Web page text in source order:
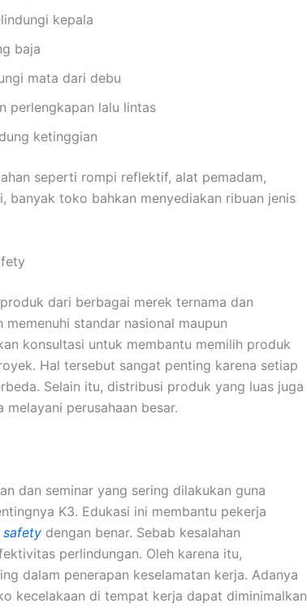
kepala
baja
mata dari debu
perlengkapan lalu lintas
ketinggian
seperti rompi reflektif, alat pemadam,
banyak toko bahkan menyediakan ribuan jenis
dari berbagai merek ternama dan
standar nasional maupun
konsultasi untuk membantu memilih produk
Hal tersebut sangat penting karena setiap
Selain itu, distribusi produk yang luas juga
perusahaan besar.
dan seminar yang sering dilakukan guna
K3. Edukasi ini membantu pekerja
safety dengan benar. Sebab kesalahan
perlindungan. Oleh karena itu,
dalam penerapan keselamatan kerja. Adanya
kecelakaan di tempat kerja dapat diminimalkan